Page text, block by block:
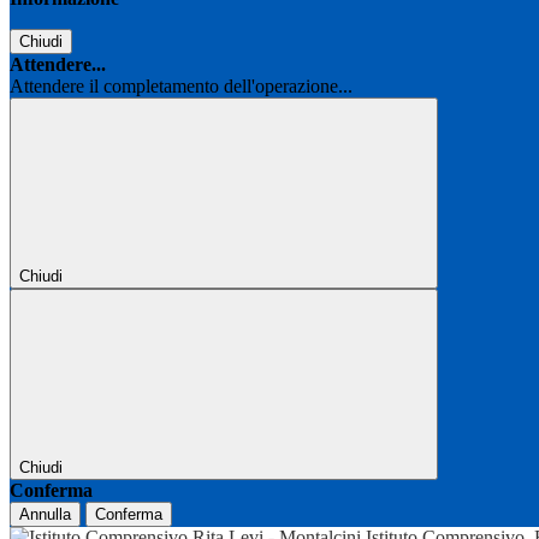
Chiudi
Attendere...
Attendere il completamento dell'operazione...
Chiudi
Chiudi
Conferma
Annulla Conferma